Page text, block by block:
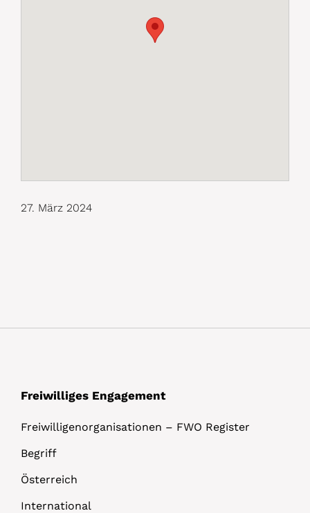
27. März 2024
Freiwilliges Engagement
Freiwilligenorganisationen – FWO Register
Begriff
Österreich
International